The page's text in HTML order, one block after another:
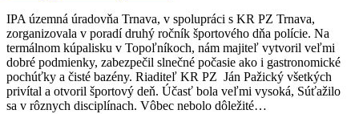
IPA územná úradovňa Trnava, v spolupráci s KR PZ Trnava,
zorganizovala v poradí druhý ročník športového dňa polície. Na
termálnom kúpalisku v Topoľníkoch, nám majiteľ vytvoril veľmi
dobré podmienky, zabezpečil slnečné počasie ako i gastronomické
pochúťky a čisté bazény. Riaditeľ KR PZ Ján Pažický všetkých
privítal a otvoril športový deň. Účasť bola veľmi vysoká, Súťažilo
sa v rôznych disciplínach. Vôbec nebolo dôležité…